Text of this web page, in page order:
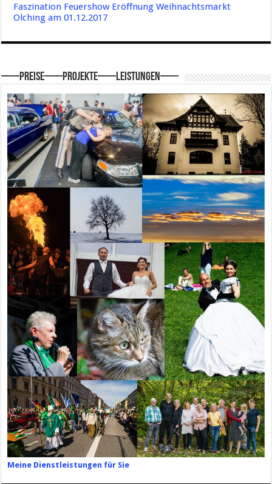
Faszination Feuershow Eröffnung Weihnachtsmarkt
Olching am 01.12.2017
—–Preise—–Projekte—–Leistungen—–
Meine Dienstleistungen für Sie